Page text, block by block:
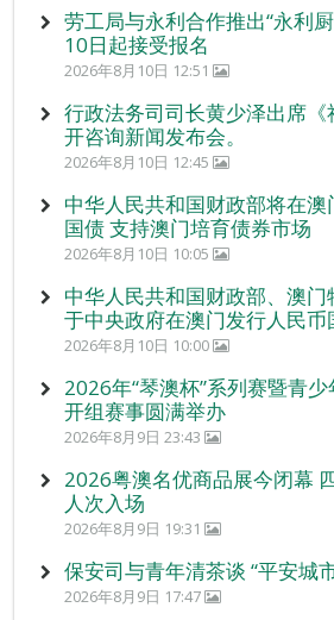
劳工局与永利合作推出“永利
10日起接受报名
2026年8月10日 12:51
行政法务司司长黄少泽出席
开咨询新闻发布会。
2026年8月10日 12:45
中华人民共和国财政部将在
国债 支持澳门培育债券市场
2026年8月10日 10:05
中华人民共和国财政部、澳
于中央政府在澳门发行人民
2026年8月10日 10:00
2026年“琴澳杯”系列赛暨青
开组赛事圆满举办
2026年8月9日 23:43
2026粤澳名优商品展今闭幕
人次入场
2026年8月9日 19:31
保安司与青年清茶谈 “平安城
2026年8月9日 17:47